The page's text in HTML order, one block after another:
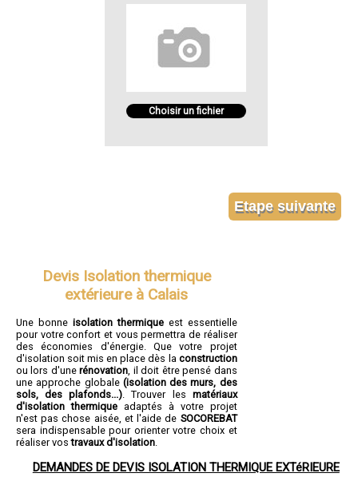
Choisir un fichier
Devis Isolation thermique
extérieure à Calais
Une bonne isolation thermiqueest essentielle
pour votre confort et vous permettra de réaliser
des économies d'énergie. Que votre projet
d'isolation soit mis en place dès la construction
ou lors d'unerénovation, il doit être pensé dans
une approche globale (isolation des murs, des
sols, des plafonds...). Trouver les matériaux
d'isolation thermiqueadaptés à votre projet
n'est pas chose aisée, et l'aide de SOCOREBAT
sera indispensable pour orienter votre choix et
réaliser vostravaux d'isolation.
DEMANDES DE DEVIS ISOLATION THERMIQUE EXTéRIEURE